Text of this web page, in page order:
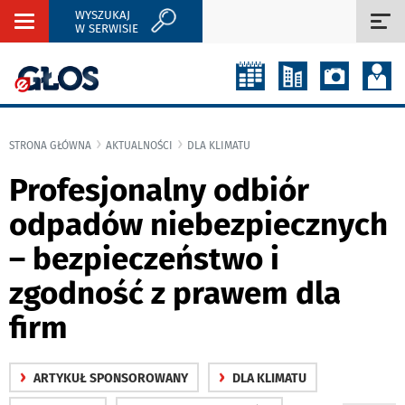
Rozwiń
WYSZUKAJ
W SERWISIE
STRONA GŁÓWNA AKTUALNOŚCI DLA KLIMATU
Profesjonalny odbiór
odpadów niebezpiecznych
– bezpieczeństwo i
zgodność z prawem dla
firm
› ARTYKUŁ SPONSOROWANY › DLA KLIMATU